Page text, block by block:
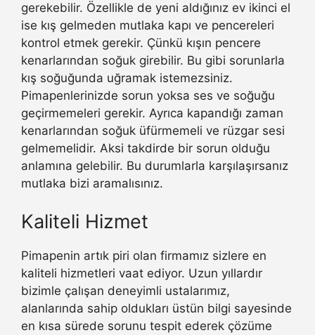
gerekebilir. Özellikle de yeni aldığınız ev ikinci el
ise kış gelmeden mutlaka kapı ve pencereleri
kontrol etmek gerekir. Çünkü kışın pencere
kenarlarından soğuk girebilir. Bu gibi sorunlarla
kış soğuğunda uğramak istemezsiniz.
Pimapenlerinizde sorun yoksa ses ve soğuğu
geçirmemeleri gerekir. Ayrıca kapandığı zaman
kenarlarından soğuk üfürmemeli ve rüzgar sesi
gelmemelidir. Aksi takdirde bir sorun olduğu
anlamına gelebilir. Bu durumlarla karşılaşırsanız
mutlaka bizi aramalısınız.
Kaliteli Hizmet
Pimapenin artık piri olan firmamız sizlere en
kaliteli hizmetleri vaat ediyor. Uzun yıllardır
bizimle çalışan deneyimli ustalarımız,
alanlarında sahip oldukları üstün bilgi sayesinde
en kısa sürede sorunu tespit ederek çözüme